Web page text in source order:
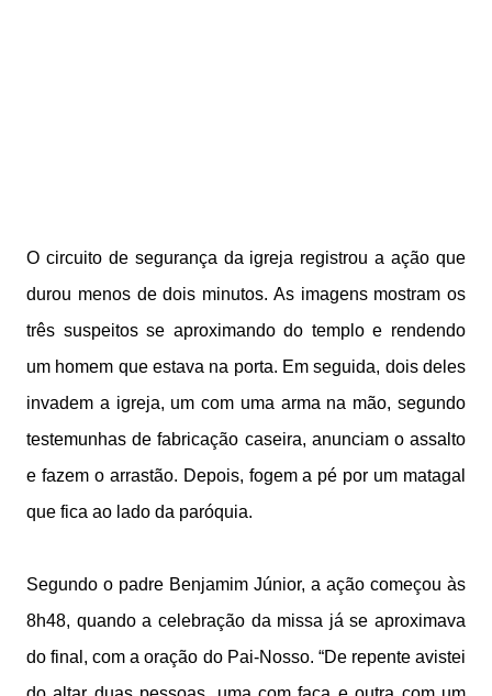
O circuito de segurança da igreja registrou a ação que
durou menos de dois minutos. As imagens mostram os
três suspeitos se aproximando do templo e rendendo
um homem que estava na porta. Em seguida, dois deles
invadem a igreja, um com uma arma na mão, segundo
testemunhas de fabricação caseira, anunciam o assalto
e fazem o arrastão. Depois, fogem a pé por um matagal
que fica ao lado da paróquia.
Segundo o padre Benjamim Júnior, a ação começou às
8h48, quando a celebração da missa já se aproximava
do final, com a oração do Pai-Nosso. “De repente avistei